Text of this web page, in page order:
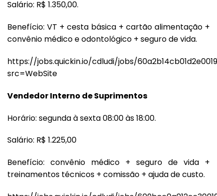
Salário: R$ 1.350,00.
Benefício: VT + cesta básica + cartão alimentação +
convênio médico e odontológico + seguro de vida.
https://jobs.quickin.io/cdludi/jobs/
src=WebSite
Vendedor Interno de Suprimentos
Horário: segunda à sexta 08:00 às 18:00.
Salário: R$ 1.225,00
Benefício: convênio médico + seguro de vida +
treinamentos técnicos + comissão + ajuda de custo.